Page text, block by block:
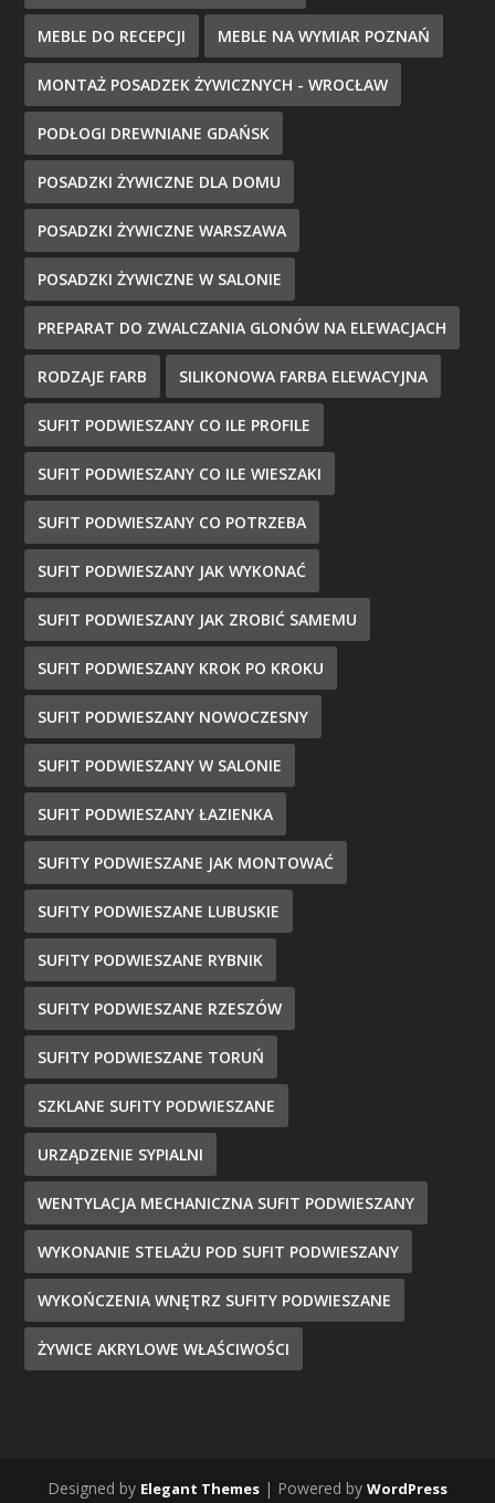
MEBLE DO RECEPCJI MEBLE NA WYMIAR POZNAŃ
MONTAŻ POSADZEK ŻYWICZNYCH - WROCŁAW
PODŁOGI DREWNIANE GDAŃSK
POSADZKI ŻYWICZNE DLA DOMU
POSADZKI ŻYWICZNE WARSZAWA
POSADZKI ŻYWICZNE W SALONIE
PREPARAT DO ZWALCZANIA GLONÓW NA ELEWACJACH
RODZAJE FARB SILIKONOWA FARBA ELEWACYJNA
SUFIT PODWIESZANY CO ILE PROFILE
SUFIT PODWIESZANY CO ILE WIESZAKI
SUFIT PODWIESZANY CO POTRZEBA
SUFIT PODWIESZANY JAK WYKONAĆ
SUFIT PODWIESZANY JAK ZROBIĆ SAMEMU
SUFIT PODWIESZANY KROK PO KROKU
SUFIT PODWIESZANY NOWOCZESNY
SUFIT PODWIESZANY W SALONIE
SUFIT PODWIESZANY ŁAZIENKA
SUFITY PODWIESZANE JAK MONTOWAĆ
SUFITY PODWIESZANE LUBUSKIE
SUFITY PODWIESZANE RYBNIK
SUFITY PODWIESZANE RZESZÓW
SUFITY PODWIESZANE TORUŃ
SZKLANE SUFITY PODWIESZANE
URZĄDZENIE SYPIALNI
WENTYLACJA MECHANICZNA SUFIT PODWIESZANY
WYKONANIE STELAŻU POD SUFIT PODWIESZANY
WYKOŃCZENIA WNĘTRZ SUFITY PODWIESZANE
ŻYWICE AKRYLOWE WŁAŚCIWOŚCI
Designed by Elegant Themes | Powered by WordPress